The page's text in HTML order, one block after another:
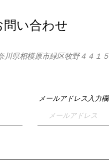
問い合わせ
川県相模原市緑区牧野４４１５
メールアドレス入力欄